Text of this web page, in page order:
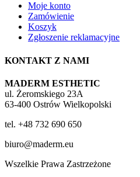
Moje konto
Zamówienie
Koszyk
Zgłoszenie reklamacyjne
KONTAKT Z NAMI
MADERM ESTHETIC
ul. Żeromskiego 23A
63-400 Ostrów Wielkopolski
tel. +48 732 690 650
biuro@maderm.eu
Wszelkie Prawa Zastrzeżone